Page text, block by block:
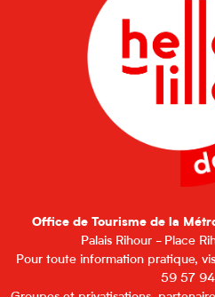
Office de Tourisme de la
Palais Rihour - Place
Pour toute information pratique,
59 57